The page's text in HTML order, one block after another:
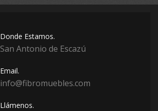
Donde Estamos.
San Antonio de Escazú
Email.
info@fibromuebles.com
Llámenos.